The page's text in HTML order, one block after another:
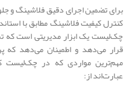
برای تضمین اجرای دقیق فلاشینگ و
کنترل کیفیت فلاشینگ مطابق با
چک‌لیست یک ابزار مدیریتی است که
قرار می‌دهد و اطمینان می‌دهد که
مهم‌ترین مواردی که در چک‌لیست
عبارت‌اند از: